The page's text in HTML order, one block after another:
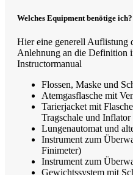
Welches Equipment benötige ich?
Hier eine generell Auflistung
Anlehnung an die Definition
Instructormanual
Flossen, Maske und
Atemgasflasche mit
Tarierjacket mit
Tragschale und Inflator
Lungenautomat und
Instrument zum
Finimeter)
Instrument zum
Gewichtssystem mit